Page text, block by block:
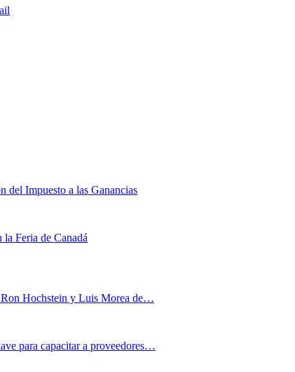
del Impuesto a las Ganancias
la Feria de Canadá
Hochstein y Luis Morea de…
para capacitar a proveedores…